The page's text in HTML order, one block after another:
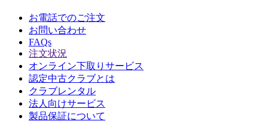
お電話でのご注文
お問い合わせ
FAQs
注文状況
オンライン下取りサービス
認定中古クラブとは
クラブレンタル
法人向けサービス
製品保証について